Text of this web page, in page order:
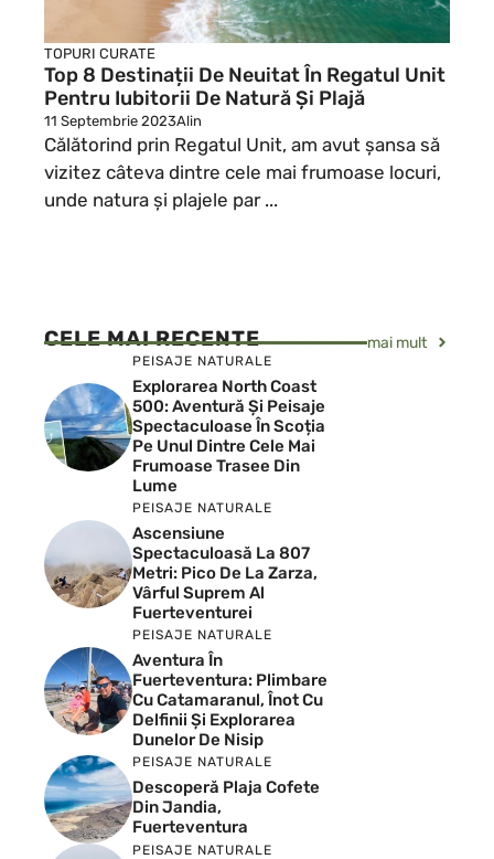
TOPURI CURATE
Top 8 Destinații De Neuitat În Regatul Unit
Pentru Iubitorii De Natură Și Plajă
11 Septembrie 2023Alin
Călătorind prin Regatul Unit, am avut șansa să
vizitez câteva dintre cele mai frumoase locuri,
unde natura și plajele par ...
CELE MAI RECENTE mai mult
PEISAJE NATURALE
Explorarea North Coast
500: Aventură Și Peisaje
Spectaculoase În Scoția
Pe Unul Dintre Cele Mai
Frumoase Trasee Din
Lume
PEISAJE NATURALE
Ascensiune
Spectaculoasă La 807
Metri: Pico De La Zarza,
Vârful Suprem Al
Fuerteventurei
PEISAJE NATURALE
Aventura În
Fuerteventura: Plimbare
Cu Catamaranul, Înot Cu
Delfinii Și Explorarea
Dunelor De Nisip
PEISAJE NATURALE
Descoperă Plaja Cofete
Din Jandia,
Fuerteventura
PEISAJE NATURALE